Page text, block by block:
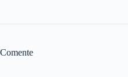
Comente